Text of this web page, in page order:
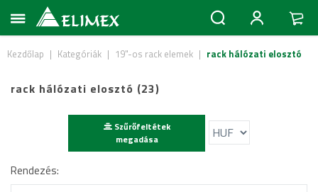
Kezdőlap | Kategóriák | 19"-os rack elemek | rack hálózati elosztó
rack hálózati elosztó (23)
Szűrőfeltétek
megadása
Rendezés: